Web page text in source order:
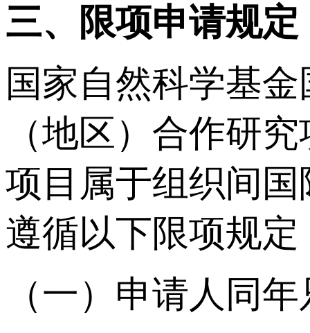
三、
限项申请规定
国家自然科学基
（地区）合作研
项目属于组织间
遵循以下限项规定
（一）申请人同